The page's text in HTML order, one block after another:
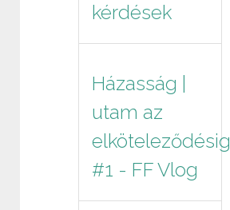
kérdések
Házasság |
utam az
elköteleződésig
#1 - FF Vlog